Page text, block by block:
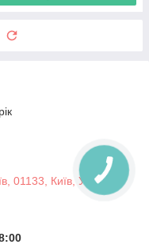
01133, Київ, Україна